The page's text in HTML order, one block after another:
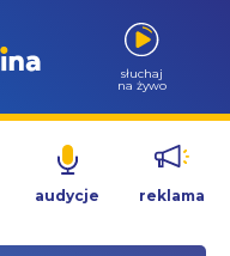
słuchaj
na żywo
audycje reklama